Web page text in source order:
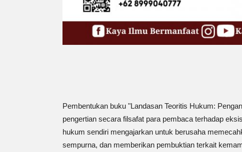
Pembentukan buku "Landasan Teoritis Hukum:
pengertian secara filsafat para pembaca terhadap
hukum sendiri mengajarkan untuk berusaha
sempurna, dan memberikan pembuktian terkait